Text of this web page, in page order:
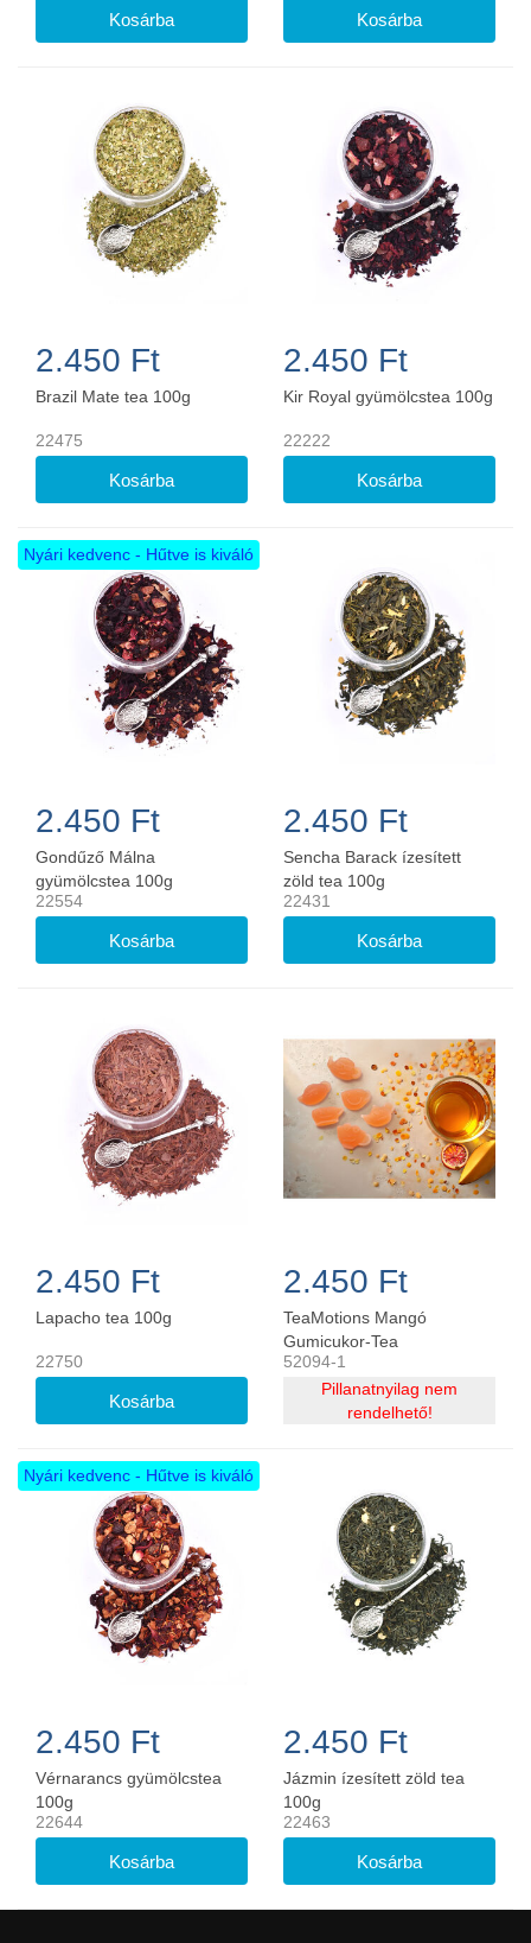
2.450 Ft
Brazil Mate tea 100g
22475
2.450 Ft
Kir Royal gyümölcstea 100g
22222
Nyári kedvenc - Hűtve is kiváló
2.450 Ft
Gondűző Málna
gyümölcstea 100g
22554
2.450 Ft
Sencha Barack ízesített
zöld tea 100g
22431
2.450 Ft
Lapacho tea 100g
22750
2.450 Ft
TeaMotions Mangó
Gumicukor-Tea
52094-1
Pillanatnyilag nem
rendelhető!
Nyári kedvenc - Hűtve is kiváló
2.450 Ft
Vérnarancs gyümölcstea
100g
22644
2.450 Ft
Jázmin ízesített zöld tea
100g
22463